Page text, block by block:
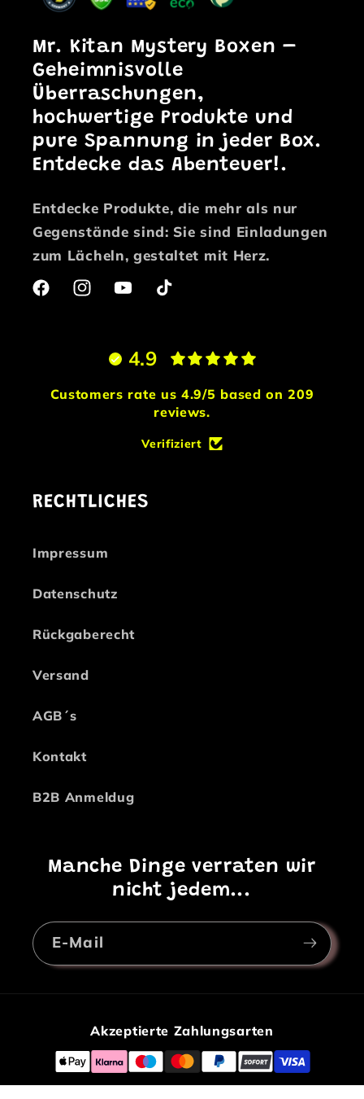
Mr. Kitan Mystery Boxen –
Geheimnisvolle
Überraschungen,
hochwertige Produkte und
pure Spannung in jeder Box.
Entdecke das Abenteuer!.
Entdecke Produkte, die mehr als nur
Gegenstände sind: Sie sind Einladungen
zum Lächeln, gestaltet mit Herz.
FacebookInstagramYouTubeTikTok
4.9
Customers rate us 4.9/5 based on 209
reviews.
Verifiziert
RECHTLICHES
Impressum
Datenschutz
Rückgaberecht
Versand
AGB´s
Kontakt
B2B Anmeldug
Manche Dinge verraten wir
nicht jedem...
E-Mail
Akzeptierte Zahlungsarten